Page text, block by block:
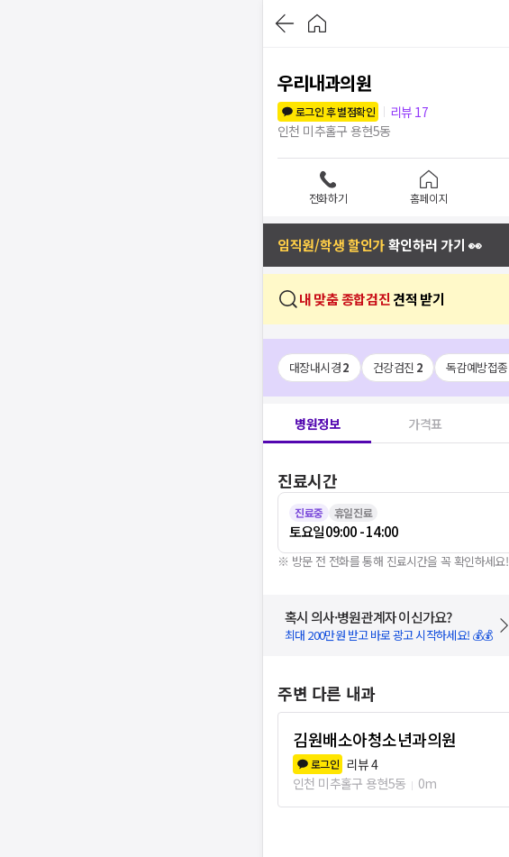
우리내과의원
로그인 후 별점확인
리뷰 17
인천 미추홀구 용현5동
전화하기 홈페이지
임직원/학생 할인가확인하러 가기 👀
내 맞춤 종합검진 견적 받기
대장내시경2 건강검진 2 독감예방접종
병원정보 가격표
진료시간
진료중 휴일진료
토요일09:00 - 14:00
※ 방문 전 전화를 통해 진료시간을 꼭 확인하세요!
혹시 의사·병원관계자 이신가요?
최대 200만원 받고 바로 광고 시작하세요! 💰💰
주변 다른 내과
김원배소아청소년과의원
로그인 리뷰4
인천 미추홀구 용현5동
0m